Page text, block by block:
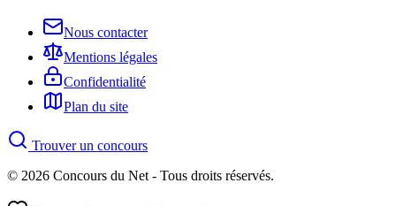
Nous contacter
Mentions légales
Confidentialité
Plan du site
Trouver un concours
© 2026 Concours du Net - Tous droits réservés.